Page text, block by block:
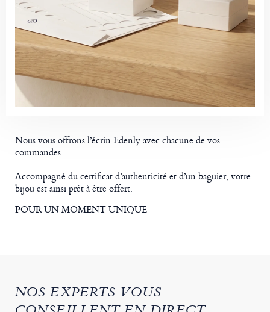
Nous vous offrons l’écrin Edenly avec chacune de vos
commandes.
Accompagné du certificat d’authenticité et d’un baguier, votre
bijou est ainsi prêt à être offert.
POUR UN MOMENT UNIQUE
NOS EXPERTS VOUS